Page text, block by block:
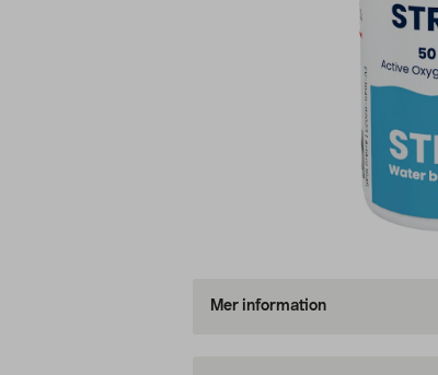
Mer information